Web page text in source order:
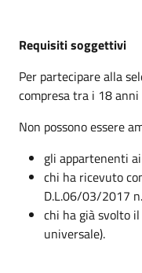
Requisiti soggettivi
Per partecipare alla
compresa tra i 18
Non possono essere
gli appartenenti
chi ha ricevuto
D.L.06/03/2017
chi ha già svolto
universale).